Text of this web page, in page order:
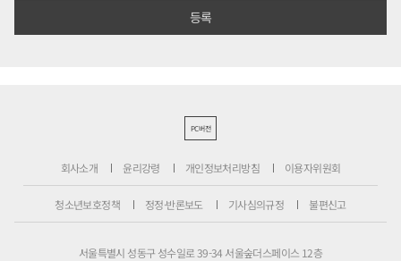
PC버전
회사소개 윤리강령 개인정보처리방침 이용자위원회
청소년보호정책 정정·반론보도 기사심의규정 불편신고
서울특별시 성동구 성수일로 39-34 서울숲더스페이스 12층